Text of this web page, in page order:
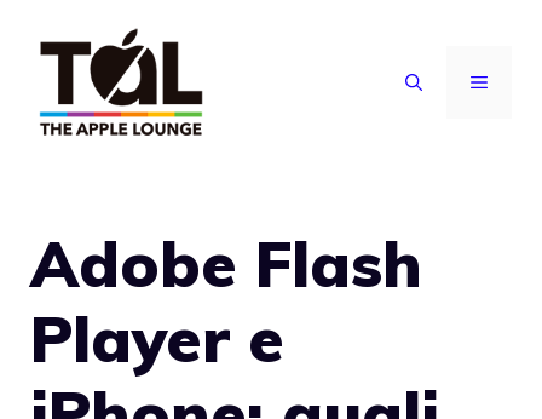
contenuto
MENU
Adobe Flash
Player e